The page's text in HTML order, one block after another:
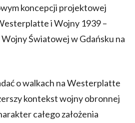
koncepcji projektowej
i Wojny 1939 –
Światowej w Gdańsku na
o walkach na Westerplatte
kontekst wojny obronnej
całego założenia